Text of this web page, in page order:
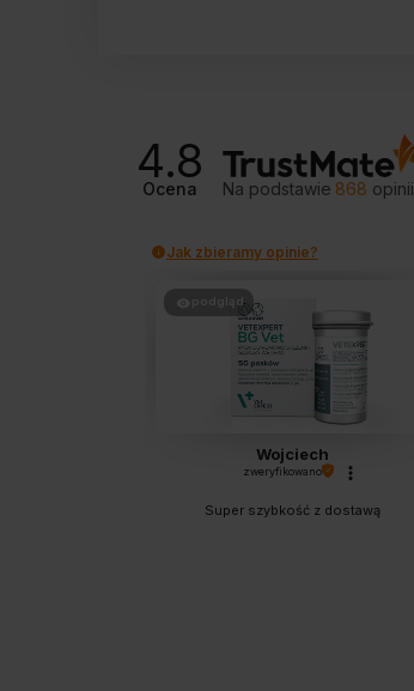
4.8
Ocena Na podstawie 868 opinii
Jak zbieramy opinie?
podgląd
Wojciech
zweryfikowano
Super szybkość z dostawą